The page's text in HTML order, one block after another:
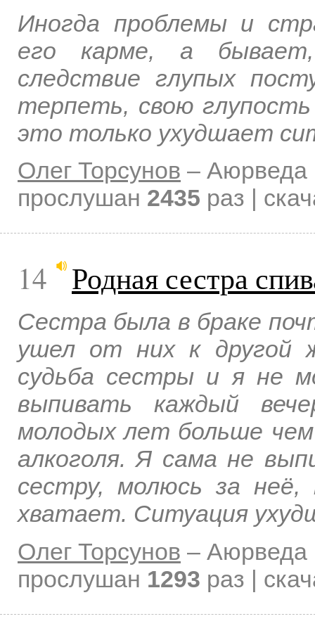
Иногда проблемы и
его карме, а
следствие глупых
терпеть, свою
это только ухудшает
Олег Торсунов – Аюрведа
прослушан 2435 раз |
14 Родная сестра
Сестра была в браке
ушел от них к другой
судьба сестры и я не
выпивать каждый
молодых лет больше
алкоголя. Я сама не
сестру, молюсь за
хватает. Ситуация
Олег Торсунов – Аюрведа
прослушан 1293 раз |